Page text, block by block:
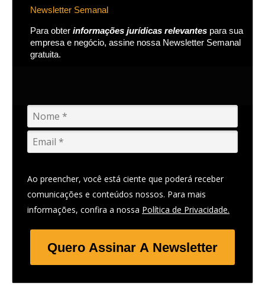
Newsletter Semanal
Para obter informações jurídicas relevantes para sua
empresa e negócio, assine nossa Newsletter Semanal
gratuita.
Ao preencher, você está ciente que poderá receber
comunicações e conteúdos nossos. Para mais
informações, confira a nossa Política de Privacidade.
Quero Assinar A Newsletter